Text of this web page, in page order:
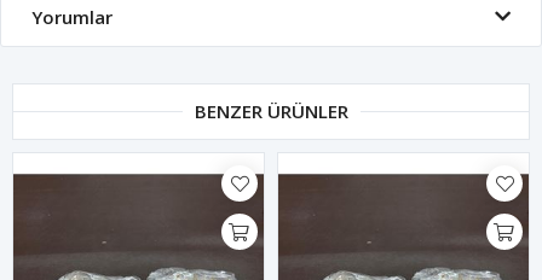
Yorumlar
BENZER ÜRÜNLER